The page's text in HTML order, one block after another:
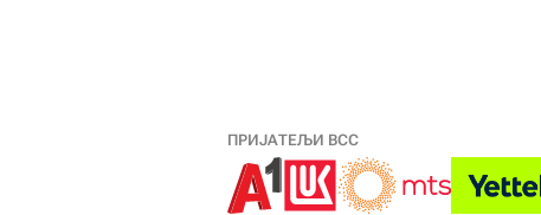
ПРИЈАТЕЉИ ВСС